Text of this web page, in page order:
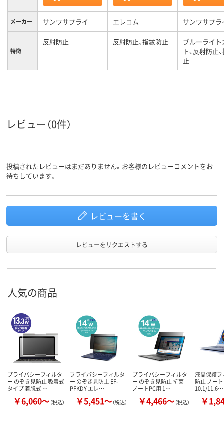
メーカー サンワサプライ エレコム サンワサプラ
特徴
反射防止 反射防止、指紋防止
ブルーライト
ト、反射防止
止
レビュー（0件）
投稿されたレビューはまだありません。お客様のレビューコメントをお
待ちしています。
レビューを書く
レビューをリクエストする
人気の商品
プライバシーフィルタ
ー のぞき見防止 吸着式
タイプ 着脱式 …
￥6,060～（税込）
プライバシーフィルタ
ー のぞき見防止 EF-
PFKDY エレ…
￥5,451～（税込）
プライバシーフィルタ
ー のぞき見防止 抗菌
ノートPC用 1…
￥4,466～（税込）
液晶保護
防止 ノー
10.1/11.6…
￥